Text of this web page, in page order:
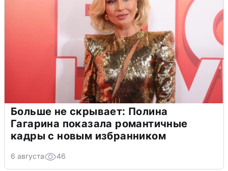
Больше не скрывает: Полина
Гагарина показала романтичные
кадры с новым избранником
6 августа 46